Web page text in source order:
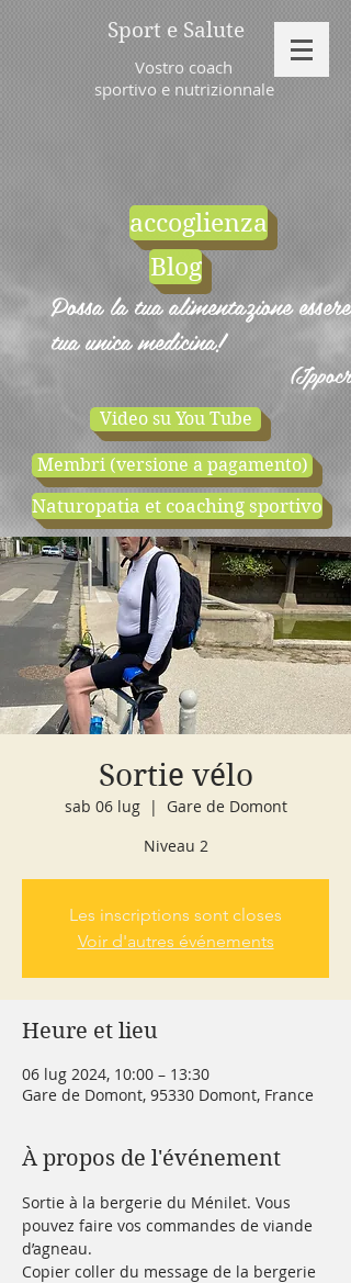
Sport e Salute
Vostro coach
sportivo e nutrizionnale
accoglienza
Blog
Possa la tua alimentazione essere
tua unica medicina!
Video su You Tube
Membri (versione a pagamento)
Naturopatia et coaching sportivo
cours d'essai negozio
Sortie vélo
sab 06 lug
  |
Gare de Domont
Niveau 2
Les inscriptions sont closes
Voir d'autres événements
Heure et lieu
06 lug 2024, 10:00 – 13:30
Gare de Domont, 95330 Domont, France
À propos de l'événement
Sortie à la bergerie du Ménilet. Vous
pouvez faire vos commandes de viande
d’agneau.
Copier coller du message de la bergerie